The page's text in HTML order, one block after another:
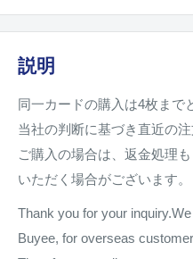
説明
同一カードの購入は4枚まで
当社の判断に基づき直近の
ご購入の場合は、返金処理
いただく場合がございます。
Thank you for your
Buyee, for overseas